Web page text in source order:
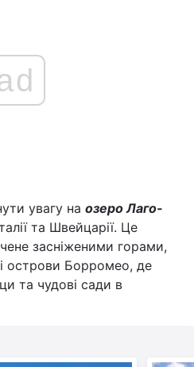
увагу на озеро Лаго-
та Швейцарії. Це
засніженими горами,
острови Борромео, де
та чудові сади в